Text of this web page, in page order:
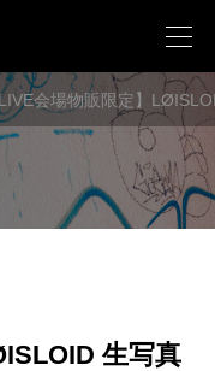
LIVE会場物販限定】
生写真